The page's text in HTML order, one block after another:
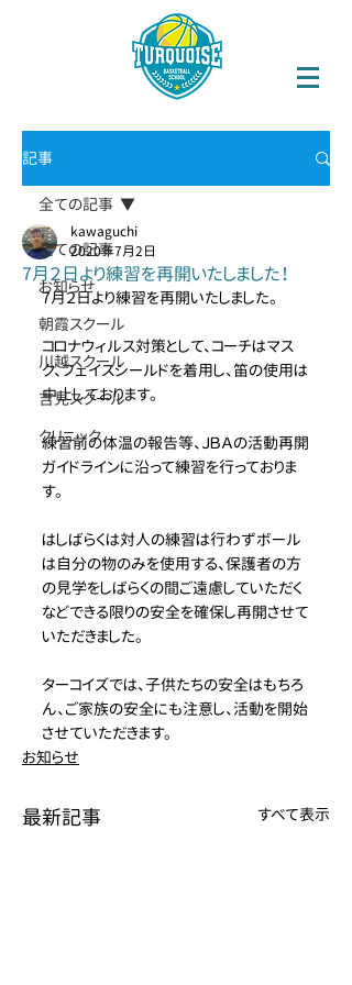
記事
全ての記事
お知らせ
朝霞スクール
川越スクール
吉見スクール
クリニック
全ての記事
7月２日より練習を再開いたしました！
kawaguchi
2020年7月2日
7月２日より練習を再開いたしました。
コロナウィルス対策として、コーチはマス
ク、フェイスシールドを着用し、笛の使用は
中止しております。
練習前の体温の報告等、ＪＢＡの活動再開
ガイドラインに沿って練習を行っておりま
す。
はしばらくは対人の練習は行わずボール
は自分の物のみを使用する、保護者の方
の見学をしばらくの間ご遠慮していただく
などできる限りの安全を確保し再開させて
いただきました。
ターコイズでは、子供たちの安全はもちろ
ん、ご家族の安全にも注意し、活動を開始
させていただきます。
お知らせ
最新記事 すべて表示